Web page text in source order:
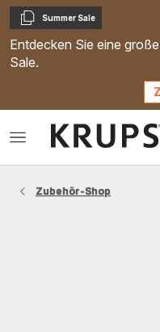
Kopieren
Summer Sale
Entdecken Sie eine
Sale.
Das
Zubehör-Shop